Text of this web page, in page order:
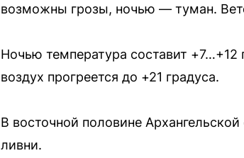
возможны грозы, ночью — туман.
Ночью температура составит +7…+12
воздух прогреется до +21 градуса.
В восточной половине
ливни.